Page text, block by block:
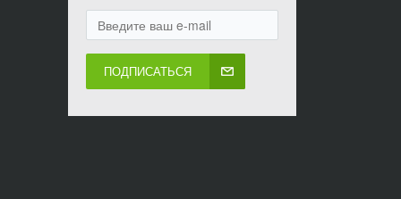
ПОДПИСАТЬСЯ